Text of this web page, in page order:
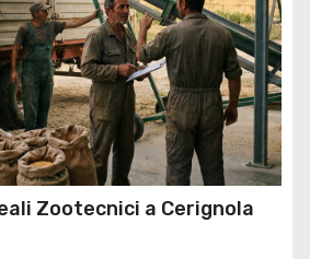
Zootecnici a Cerignola